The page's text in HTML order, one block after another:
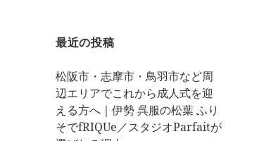
最近の投稿
松阪市・志摩市・鳥羽市など周
辺エリアでこれから成人式を迎
える方へ｜伊勢 呉服の松葉 ふり
そでfRIQUe／スタジオParfaitが